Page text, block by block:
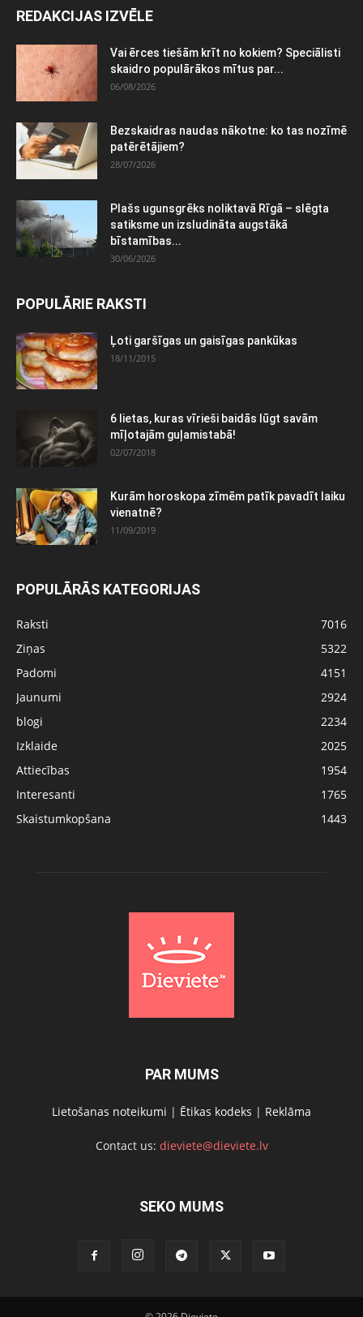
REDAKCIJAS IZVĒLE
Vai ērces tiešām krīt no kokiem? Speciālisti
skaidro populārākos mītus par...
06/08/2026
Bezskaidras naudas nākotne: ko tas nozīmē
patērētājiem?
28/07/2026
Plašs ugunsgrēks noliktavā Rīgā – slēgta
satiksme un izsludināta augstākā
bīstamības...
30/06/2026
POPULĀRIE RAKSTI
Ļoti garšīgas un gaisīgas pankūkas
18/11/2015
6 lietas, kuras vīrieši baidās lūgt savām
mīļotajām guļamistabā!
02/07/2018
Kurām horoskopa zīmēm patīk pavadīt laiku
vienatnē?
11/09/2019
POPULĀRĀS KATEGORIJAS
Raksti
7016
Ziņas
5322
Padomi
4151
Jaunumi
2924
blogi
2234
Izklaide
2025
Attiecības
1954
Interesanti
1765
Skaistumkopšana
1443
PAR MUMS
Lietošanas noteikumi | Ētikas kodeks | Reklāma
Contact us: dieviete@dieviete.lv
SEKO MUMS